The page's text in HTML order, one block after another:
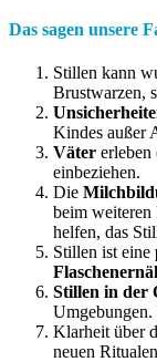
Das sagen unsere
Stillen kann
Brustwarzen,
Kindes außer
Väter
einbeziehen.
Die
beim weiteren
helfen, das
Stillen ist eine
Stillen in der
Umgebungen.
Klarheit über
neuen